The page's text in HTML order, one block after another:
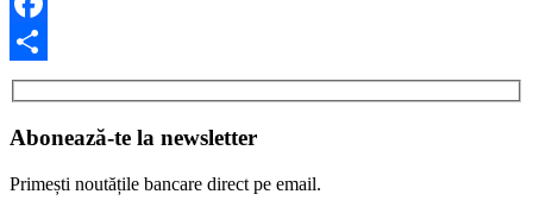
Facebook
Share
Abonează-te la newsletter
Primești noutățile bancare direct pe email.